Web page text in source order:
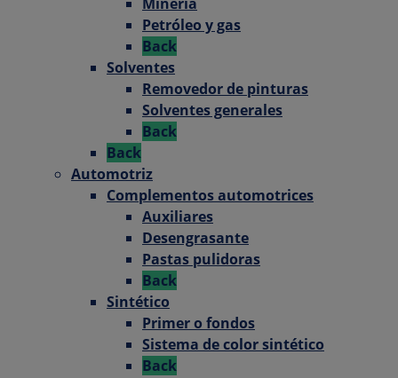
Petróleo y gas
Back
Solventes
Removedor de pinturas
Solventes generales
Back
Back
Automotriz
Complementos automotrices
Auxiliares
Desengrasante
Pastas pulidoras
Back
Sintético
Primer o fondos
Sistema de color sintético
Back